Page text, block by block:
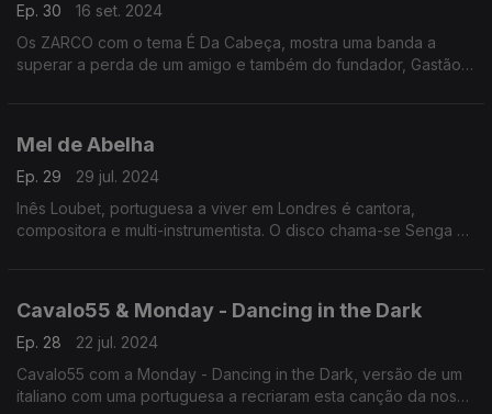
Ep. 30
16 set. 2024
Os ZARCO com o tema É Da Cabeça, mostra uma banda a
superar a perda de um amigo e também do fundador, Gastão
Mel de Abelha
Ep. 29
29 jul. 2024
Inês Loubet, portuguesa a viver em Londres é cantora,
compositora e multi-instrumentista. O disco chama-se Senga e
Cavalo55 & Monday - Dancing in the Dark
Ep. 28
22 jul. 2024
Cavalo55 com a Monday - Dancing in the Dark, versão de um
italiano com uma portuguesa a recriaram esta canção da nossa